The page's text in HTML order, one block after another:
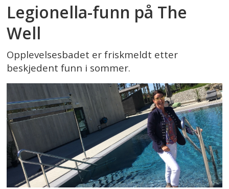
Legionella-funn på The
Well
Opplevelsesbadet er friskmeldt etter
beskjedent funn i sommer.